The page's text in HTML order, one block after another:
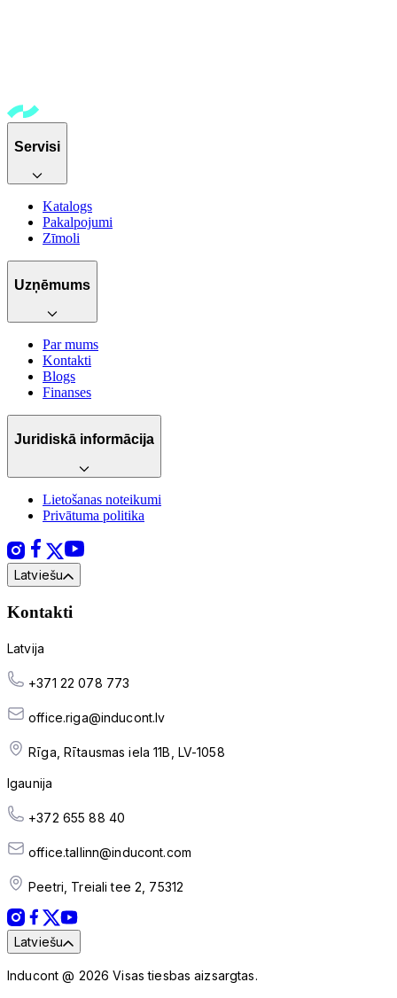
Servisi
Katalogs
Pakalpojumi
Zīmoli
Uzņēmums
Par mums
Kontakti
Blogs
Finanses
Juridiskā informācija
Lietošanas noteikumi
Privātuma politika
Latviešu
Kontakti
Latvija
+371 22 078 773
office.riga@inducont.lv
Rīga, Rītausmas iela 11B, LV-1058
Igaunija
+372 655 88 40
office.tallinn@inducont.com
Peetri, Treiali tee 2, 75312
Latviešu
Inducont @ 2026 Visas tiesbas aizsargtas.